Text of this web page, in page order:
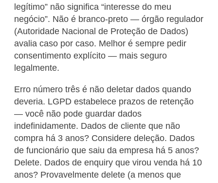
legítimo” não significa “interesse do meu
negócio”. Não é branco-preto — órgão regulador
(Autoridade Nacional de Proteção de Dados)
avalia caso por caso. Melhor é sempre pedir
consentimento explícito — mais seguro
legalmente.
Erro número três é não deletar dados quando
deveria. LGPD estabelece prazos de retenção
— você não pode guardar dados
indefinidamente. Dados de cliente que não
compra há 3 anos? Considere deleção. Dados
de funcionário que saiu da empresa há 5 anos?
Delete. Dados de enquiry que virou venda há 10
anos? Provavelmente delete (a menos que